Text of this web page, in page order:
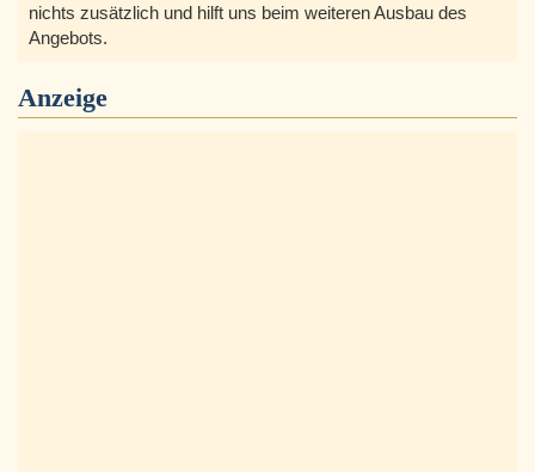
nichts zusätzlich und hilft uns beim weiteren Ausbau des
Angebots.
Anzeige